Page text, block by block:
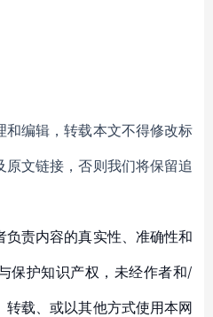
和编辑，转载本文不得修改标
文链接，否则我们将保留追
责内容的真实性、准确性和
保护知识产权，未经作者和/
载、或以其他方式使用本网